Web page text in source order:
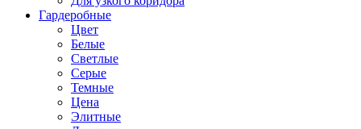
Гардеробные
Цвет
Белые
Светлые
Серые
Темные
Цена
Элитные